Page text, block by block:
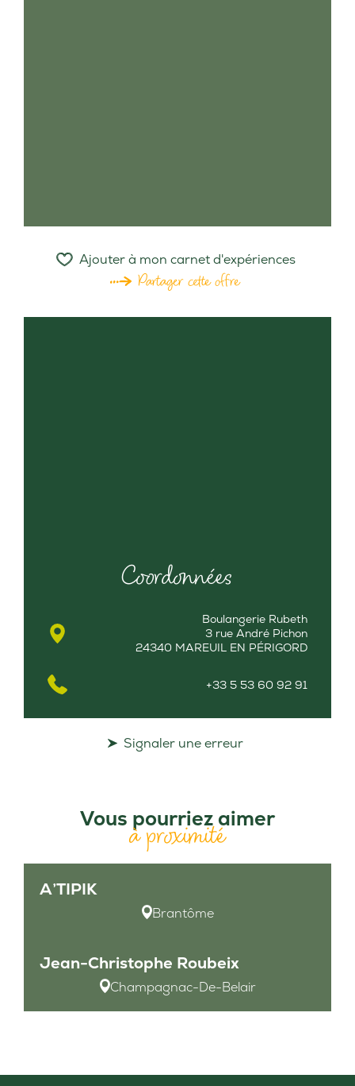
Ajouter à mon carnet d'expériences
Partager cette offre
Coordonnées
Boulangerie Rubeth
3 rue André Pichon
24340 MAREUIL EN PÉRIGORD
+33 5 53 60 92 91
Signaler une erreur
Vous pourriez aimer
à proximité
A’TIPIK
Brantôme
Jean-Christophe Roubeix
Champagnac-De-Belair